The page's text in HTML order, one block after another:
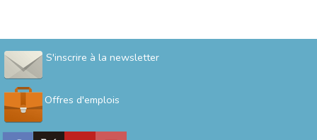
S'inscrire à la newsletter
Offres d'emplois